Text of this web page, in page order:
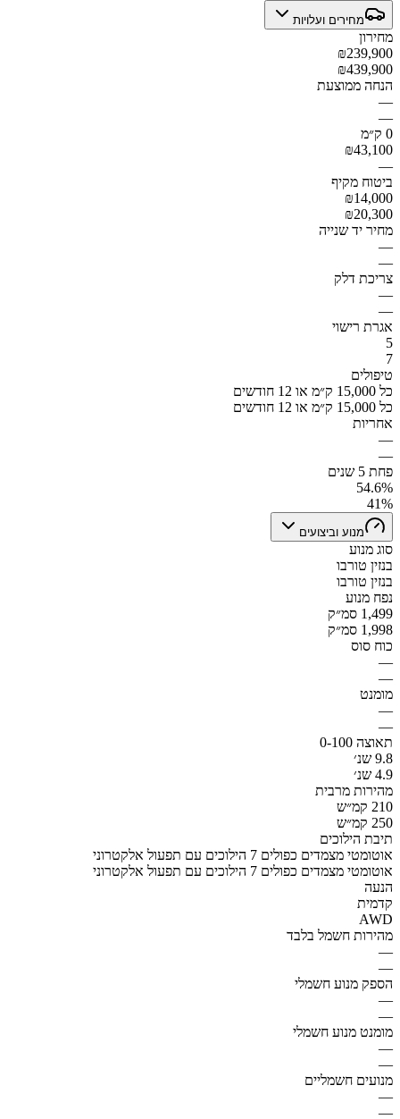
מחירים ועלויות
מחירון
₪239,900
₪439,900
הנחה ממוצעת
—
—
0 ק״מ
₪43,100
—
ביטוח מקיף
₪14,000
₪20,300
מחיר יד שנייה
—
—
צריכת דלק
—
—
אגרת רישוי
5
7
טיפולים
כל 15,000 ק״מ או 12 חודשים
כל 15,000 ק״מ או 12 חודשים
אחריות
—
—
פחת 5 שנים
54.6%
41%
מנוע וביצועים
סוג מנוע
בנזין טורבו
בנזין טורבו
נפח מנוע
1,499 סמ״ק
1,998 סמ״ק
כוח סוס
—
—
מומנט
—
—
תאוצה 0-100
9.8 שנ׳
4.9 שנ׳
מהירות מרבית
210 קמ״ש
250 קמ״ש
תיבת הילוכים
אוטומטי מצמדים כפולים 7 הילוכים עם תפעול אלקטרוני
אוטומטי מצמדים כפולים 7 הילוכים עם תפעול אלקטרוני
הנעה
קדמית
AWD
מהירות חשמל בלבד
—
—
הספק מנוע חשמלי
—
—
מומנט מנוע חשמלי
—
—
מנועים חשמליים
—
—